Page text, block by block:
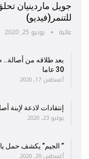
جويل ماردينيان
للتنمر(فيديو)
عالية يونيو 25, 2020
بعد طلاقه من أصالة..
30 عاما
أغسطس 17, 2020
إنتقادات لاذعة
يوليو 23, 2020
” الجيم” يكشف حمل
أغسطس 20, 2020